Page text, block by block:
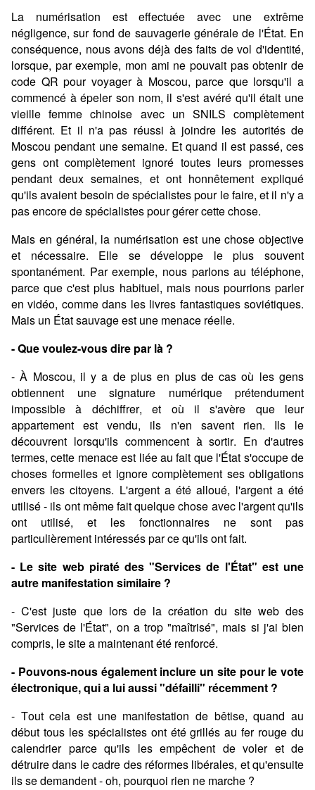
La numérisation est effectuée avec une extrême
négligence, sur fond de sauvagerie générale de l'État. En
conséquence, nous avons déjà des faits de vol d'identité,
lorsque, par exemple, mon ami ne pouvait pas obtenir de
code QR pour voyager à Moscou, parce que lorsqu'il a
commencé à épeler son nom, il s'est avéré qu'il était une
vieille femme chinoise avec un SNILS complètement
différent. Et il n'a pas réussi à joindre les autorités de
Moscou pendant une semaine. Et quand il est passé, ces
gens ont complètement ignoré toutes leurs promesses
pendant deux semaines, et ont honnêtement expliqué
qu'ils avaient besoin de spécialistes pour le faire, et il n'y a
pas encore de spécialistes pour gérer cette chose.
Mais en général, la numérisation est une chose objective
et nécessaire. Elle se développe le plus souvent
spontanément. Par exemple, nous parlons au téléphone,
parce que c'est plus habituel, mais nous pourrions parler
en vidéo, comme dans les livres fantastiques soviétiques.
Mais un État sauvage est une menace réelle.
- Que voulez-vous dire par là ?
- À Moscou, il y a de plus en plus de cas où les gens
obtiennent une signature numérique prétendument
impossible à déchiffrer, et où il s'avère que leur
appartement est vendu, ils n'en savent rien. Ils le
découvrent lorsqu'ils commencent à sortir. En d'autres
termes, cette menace est liée au fait que l'État s'occupe de
choses formelles et ignore complètement ses obligations
envers les citoyens. L'argent a été alloué, l'argent a été
utilisé - ils ont même fait quelque chose avec l'argent qu'ils
ont utilisé, et les fonctionnaires ne sont pas
particulièrement intéressés par ce qu'ils ont fait.
- Le site web piraté des "Services de l'État" est une
autre manifestation similaire ?
- C'est juste que lors de la création du site web des
"Services de l'État", on a trop "maîtrisé", mais si j'ai bien
compris, le site a maintenant été renforcé.
- Pouvons-nous également inclure un site pour le vote
électronique, qui a lui aussi "défailli" récemment ?
- Tout cela est une manifestation de bêtise, quand au
début tous les spécialistes ont été grillés au fer rouge du
calendrier parce qu'ils les empêchent de voler et de
détruire dans le cadre des réformes libérales, et qu'ensuite
ils se demandent - oh, pourquoi rien ne marche ?